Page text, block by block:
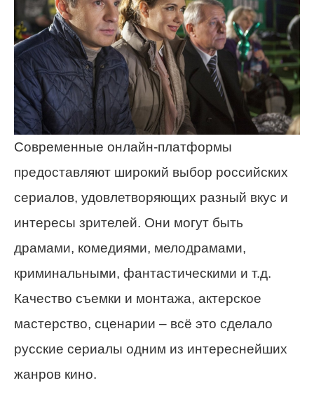
Современные онлайн-платформы
предоставляют широкий выбор российских
сериалов, удовлетворяющих разный вкус и
интересы зрителей. Они могут быть
драмами, комедиями, мелодрамами,
криминальными, фантастическими и т.д.
Качество съемки и монтажа, актерское
мастерство, сценарии – всё это сделало
русские сериалы одним из интереснейших
жанров кино.